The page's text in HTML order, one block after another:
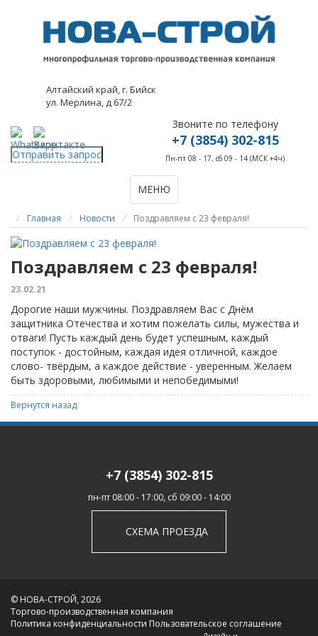
Алтайский край, г. Бийск
ул. Мерлина, д 67/2
Отправить запрос
Звоните по телефону
+7 (3854) 302-815
Пн-пт 08 - 17, сб 09 - 14 (МСК +4ч)
МЕНЮ
Главная Новости Поздравляем с 23 февраля!
Поздравляем с 23 февраля!
23.02.21
Дорогие наши мужчины. Поздравляем Вас с Днём
защитника Отечества и хотим пожелать силы, мужества и
отваги! Пусть каждый день будет успешным, каждый
поступок - достойным, каждая идея отличной, каждое
слово- твёрдым, а каждое действие - уверенным. Желаем
быть здоровыми, любимыми и непобедимыми!
Вернутся назад
+7 (3854) 302-815
пн-пт 08:00 - 17:00, сб 09:00 - 14:00
СХЕМА ПРОЕЗДА
© НОВА-СТРОЙ, 2026
Торгово-производственная компания
Политика конфиденциальности Пользовательское соглашение